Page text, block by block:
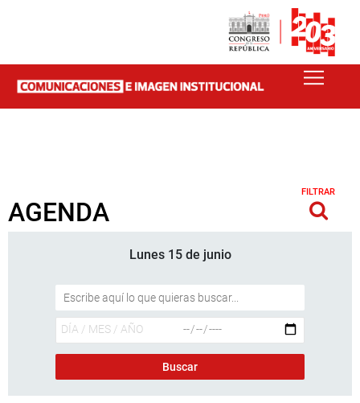
AGENDA
FILTRAR
Lunes 15 de junio